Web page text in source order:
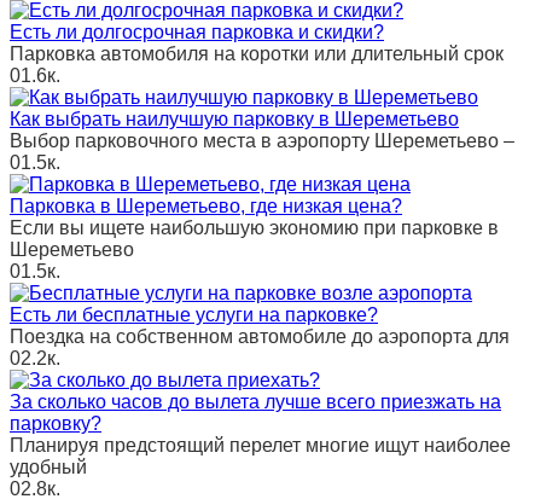
Есть ли долгосрочная парковка и скидки?
Парковка автомобиля на коротки или длительный срок
01.6к.
Как выбрать наилучшую парковку в Шереметьево
Выбор парковочного места в аэропорту Шереметьево –
01.5к.
Парковка в Шереметьево, где низкая цена?
Если вы ищете наибольшую экономию при парковке в
Шереметьево
01.5к.
Есть ли бесплатные услуги на парковке?
Поездка на собственном автомобиле до аэропорта для
02.2к.
За сколько часов до вылета лучше всего приезжать на
парковку?
Планируя предстоящий перелет многие ищут наиболее
удобный
02.8к.